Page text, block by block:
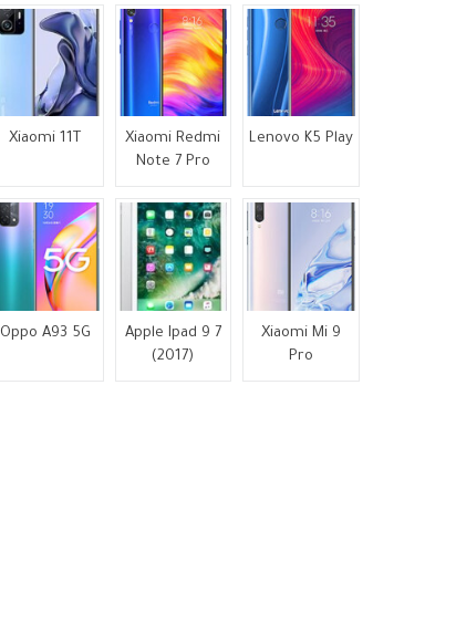
Xiaomi 11T
Xiaomi Redmi
Note 7 Pro
Lenovo K5 Play
Oppo A93 5G
Apple Ipad 9 7
(2017)
Xiaomi Mi 9
Pro